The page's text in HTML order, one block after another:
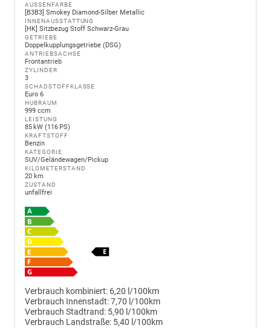
AUSSENFARBE
[B3B3] Smokey Diamond-Silber Metallic
INNENAUSSTATTUNG
[HK] Sitzbezug Stoff Schwarz-Grau
GETRIEBE
Doppelkupplungsgetriebe (DSG)
ANTRIEBSACHSE
Frontantrieb
ZYLINDER
3
SCHADSTOFFKLASSE
Euro 6
HUBRAUM
999 ccm
LEISTUNG
85 kW (116 PS)
KRAFTSTOFF
Benzin
KATEGORIE
SUV/Geländewagen/Pickup
KILOMETERSTAND
20 km
ZUSTAND
unfallfrei
Verbrauch kombiniert: 6,20 l/100km
Verbrauch Innenstadt:7,70 l/100km
Verbrauch Stadtrand: 5,90 l/100km
Verbrauch Landstraße: 5,40 l/100km